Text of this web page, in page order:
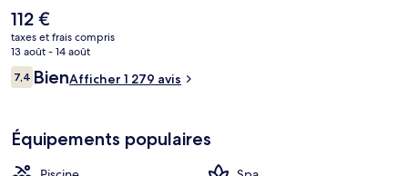
profiter des dépresso-massages, des enveloppements corporels et
des soins d'aromathérapie. L'établissement HK's Restaurant, l'un des
2 restaurants, peut s'enorgueillir de vues sur le jardin et sert le dîner.
Parmi les autres petits avantages de cet hébergement figurent 5
bars/lounges, un terrain de golf et une marina sur place. Les autres
voyageurs adorent la piscine rafraîchissante et le personnel
Le
prix
actuel
est
de
112 €
taxes et frais compris
13 août - 14 août
Avis
voyageurs
7,47,4 sur 10
BienAfficher 1 279 avis
Équipements populaires